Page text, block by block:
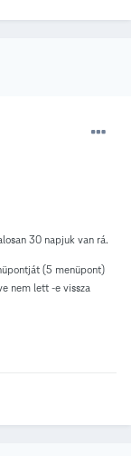
30 napjuk van rá.
(5 menüpont)
nem lett -e vissza